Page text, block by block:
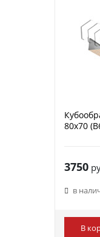
80х70
3750
в
В